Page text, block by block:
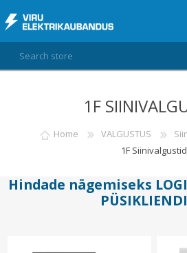
WISHLIST 0
1F
Home VALGUSTUS
1F Siinivalgustid
Hindade nägemiseks